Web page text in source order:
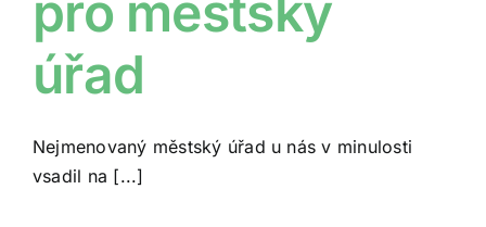
úřad
Nejmenovaný městský úřad u nás v minulosti
vsadil na [...]